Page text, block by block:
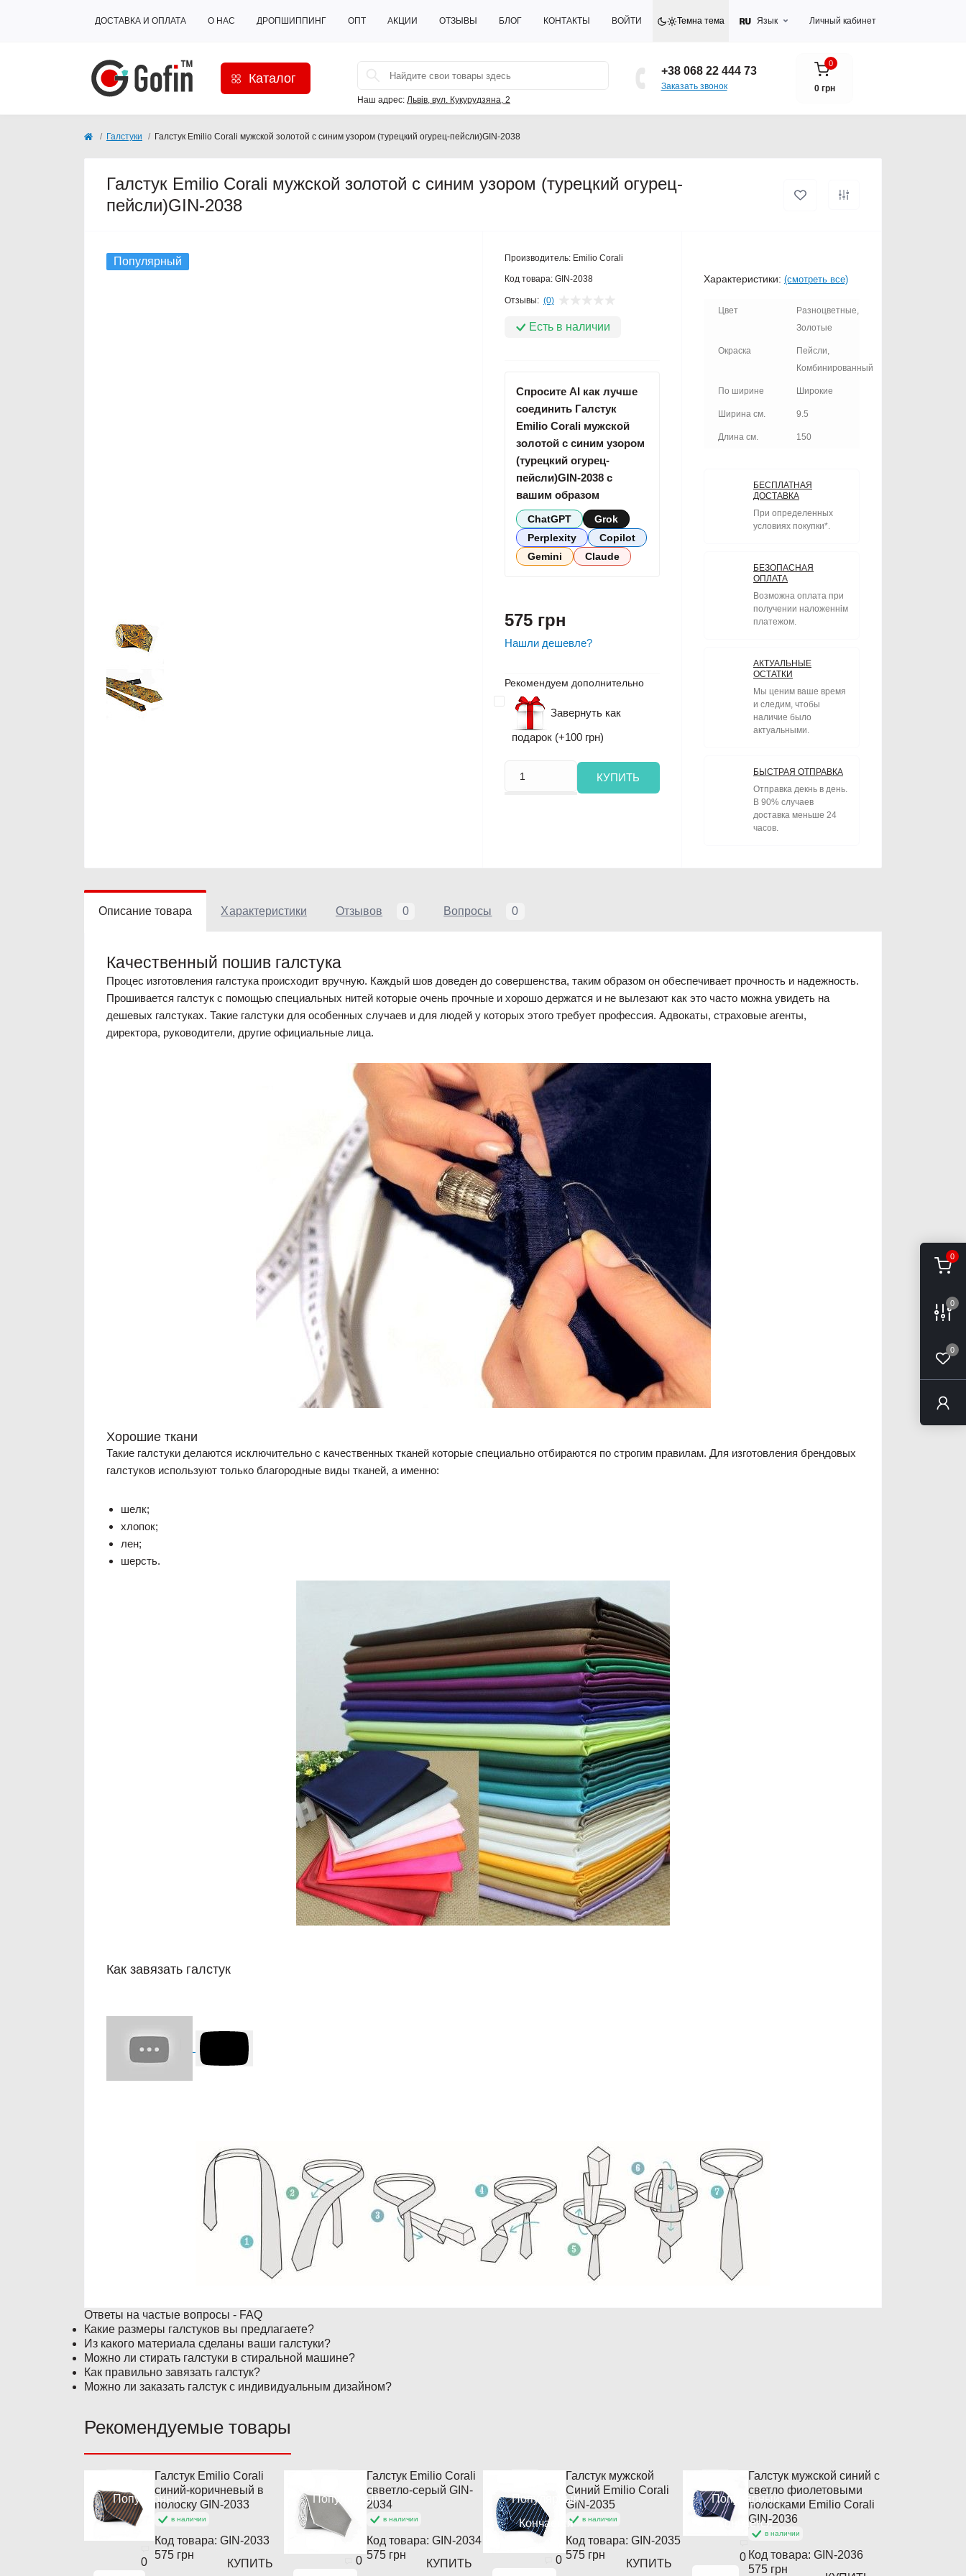
0
0
0
ДОСТАВКА И ОПЛАТА О НАС ДРОПШИППИНГ ОПТ АКЦИИ ОТЗЫВЫ БЛОГ КОНТАКТЫ ВОЙТИ Темна тема Язык Личный кабинет
Каталог
Наш адрес: Львів, вул. Кукурудзяна, 2
+38 068 22 444 73
Заказать звонок
0
0 грн
Галстуки Галстук Emilio Corali мужской золотой с синим узором (турецкий огурец-пейсли)GIN-2038
Галстук Emilio Corali мужской золотой с синим узором (турецкий огурец-
пейсли)GIN-2038
Популярный Производитель: Emilio Corali
Код товара: GIN-2038
Отзывы: (0)
Есть в наличии
Спросите AI как лучше
соединить Галстук
Emilio Corali мужской
золотой с синим узором
(турецкий огурец-
пейсли)GIN-2038 с
вашим образом
ChatGPT
Grok
Perplexity
Copilot
Gemini
Claude
575 грн
Нашли дешевле?
Рекомендуем дополнительно
Завернуть как
подарок (+100 грн)
КУПИТЬ
Характеристики: (смотреть все)
Цвет
Разноцветные,
Золотые
Окраска
Пейсли,
Комбинированный
По ширине Широкие
Ширина см. 9.5
Длина см. 150
БЕСПЛАТНАЯ
ДОСТАВКА
При определенных
условиях покупки*.
БЕЗОПАСНАЯ
ОПЛАТА
Возможна оплата при
получении наложеннім
платежом.
АКТУАЛЬНЫЕ
ОСТАТКИ
Мы ценим ваше время
и следим, чтобы
наличие было
актуальными.
БЫСТРАЯ ОТПРАВКА
Отправка декнь в день.
В 90% случаев
доставка меньше 24
часов.
Описание товара Характеристики Отзывов 0 Вопросы 0
Качественный пошив галстука
Процес изготовления галстука происходит вручную. Каждый шов доведен до совершенства, таким образом он обеспечивает прочность и надежность.
Прошивается галстук с помощью специальных нитей которые очень прочные и хорошо держатся и не вылезают как это часто можна увидеть на
дешевых галстуках. Такие галстуки для особенных случаев и для людей у которых этого требует профессия. Адвокаты, страховые агенты,
директора, руководители, другие официальные лица.
Хорошие ткани
Такие галстуки делаются исключительно с качественных тканей которые специально отбираются по строгим правилам. Для изготовления брендовых
галстуков используют только благородные виды тканей, а именно:
шелк;
хлопок;
лен;
шерсть.
Как завязать галстук
Ответы на частые вопросы - FAQ
Какие размеры галстуков вы предлагаете?
Из какого материала сделаны ваши галстуки?
Можно ли стирать галстуки в стиральной машине?
Как правильно завязать галстук?
Можно ли заказать галстук с индивидуальным дизайном?
Рекомендуемые товары
Популярный
0
Галстук Emilio Corali
синий-коричневый в
полоску GIN-2033
в наличии
Код товара:GIN-2033
575 грн
КУПИТЬ
Популярный
0
Галстук Emilio Corali
свветло-серый GIN-
2034
в наличии
Код товара:GIN-2034
575 грн
КУПИТЬ
Популярный
Кончается
0
Галстук мужской
Синий Emilio Corali
GIN-2035
в наличии
Код товара:GIN-2035
575 грн
КУПИТЬ
Популярный
Кончается
0
Галстук мужской синий с
светло фиолетовыми
полосками Emilio Corali
GIN-2036
в наличии
Код товара: GIN-2036
575 грн